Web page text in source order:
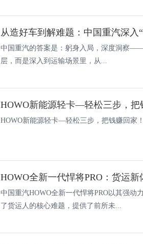
中国重汽的答案是：躬身入局，深度洞察
层，而是深入到运输场景里，从...
HOWO新能源轻卡—轻松三步，把
HOWO新能源轻卡—轻松三步，把钱赚回家
HOWO全新一代悍将PRO：货运
中国重汽HOWO全新一代悍将PRO以其强动
了货运人的核心难题，提供了前所未...